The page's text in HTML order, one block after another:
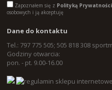
Zapoznałem się z Polityką Prywatności
osobowych i ją akceptuję
Dane do kontaktu
Tel.: 797 775 505; 505 818 308
Godziny otwarcia:
pon. - pt. 9.00-16.00